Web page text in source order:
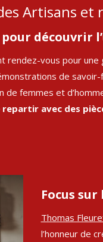
Artisans et
découvrir
rendez-vous pour
de
de femmes et
repartir avec des
Focus
Thomas
l’honneur de